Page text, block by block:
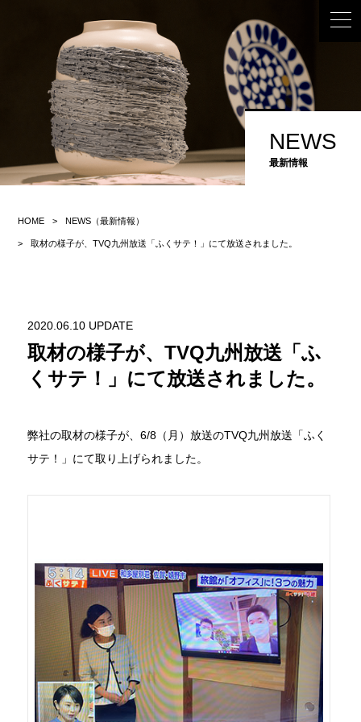
NEWS
最新情報
HOME NEWS（最新情報）
取材の様子が、TVQ九州放送「ふくサテ！」にて放送されました。
2020.06.10 UPDATE
取材の様子が、TVQ九州放送「ふ
くサテ！」にて放送されました。
弊社の取材の様子が、6/8（月）放送のTVQ九州放送「ふく
サテ！」にて取り上げられました。